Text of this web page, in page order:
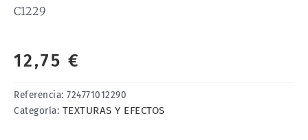
C1229
12,75 €
Referencia: 724771012290
Categoría: TEXTURAS Y EFECTOS